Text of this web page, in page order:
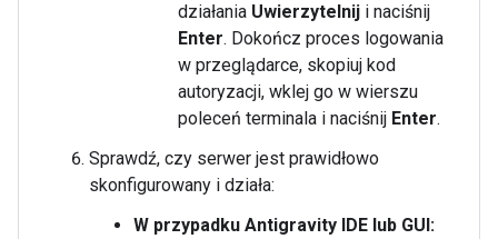
działania Uwierzytelnij i naciśnij
Enter. Dokończ proces logowania
w przeglądarce, skopiuj kod
autoryzacji, wklej go w wierszu
poleceń terminala i naciśnij Enter.
Sprawdź, czy serwer jest prawidłowo
skonfigurowany i działa:
W przypadku Antigravity IDE lub GUI: